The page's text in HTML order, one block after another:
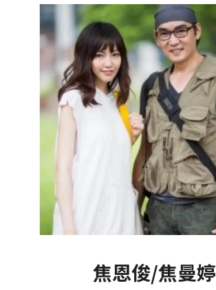
焦恩俊/焦曼婷